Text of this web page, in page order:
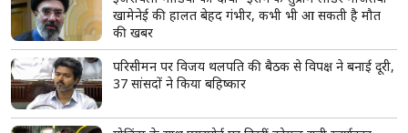
क्या लव बाइट जानलेवा हो सकता है? जानें कब बनता है
यह गंभीर खतरा और किन उपायों से पा सकते हैं राहत